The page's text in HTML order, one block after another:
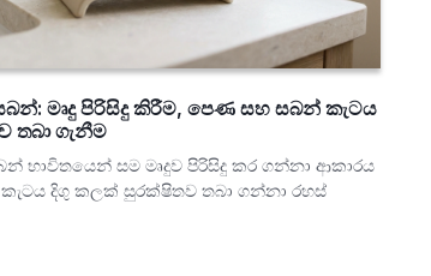
මෘදු පිරිසිදු කිරීම, පෙණ සහ සබන් කැටය
තබා ගැනීම
භාවිතයෙන් සම මෘදුව පිරිසිදු කර ගන්නා ආකාරය
දිගු කලක් සුරක්ෂිතව තබා ගන්නා රහස්